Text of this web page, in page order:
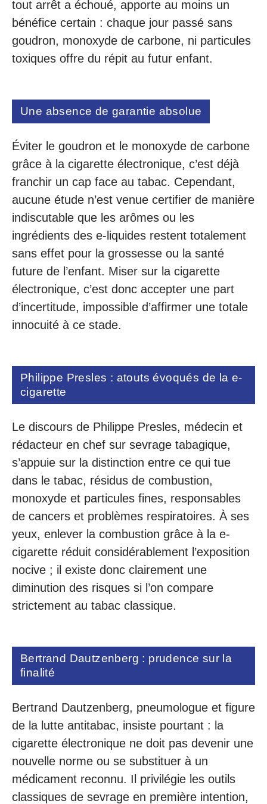
tout arrêt a échoué, apporte au moins un
bénéfice certain : chaque jour passé sans
goudron, monoxyde de carbone, ni particules
toxiques offre du répit au futur enfant.
Une absence de garantie absolue
Éviter le goudron et le monoxyde de carbone
grâce à la cigarette électronique, c’est déjà
franchir un cap face au tabac. Cependant,
aucune étude n’est venue certifier de manière
indiscutable que les arômes ou les
ingrédients des e-liquides restent totalement
sans effet pour la grossesse ou la santé
future de l’enfant. Miser sur la cigarette
électronique, c’est donc accepter une part
d’incertitude, impossible d’affirmer une totale
innocuité à ce stade.
Philippe Presles : atouts évoqués de la e-
cigarette
Le discours de Philippe Presles, médecin et
rédacteur en chef sur sevrage tabagique,
s’appuie sur la distinction entre ce qui tue
dans le tabac, résidus de combustion,
monoxyde et particules fines, responsables
de cancers et problèmes respiratoires. À ses
yeux, enlever la combustion grâce à la e-
cigarette réduit considérablement l’exposition
nocive ; il existe donc clairement une
diminution des risques si l’on compare
strictement au tabac classique.
Bertrand Dautzenberg : prudence sur la
finalité
Bertrand Dautzenberg, pneumologue et figure
de la lutte antitabac, insiste pourtant : la
cigarette électronique ne doit pas devenir une
nouvelle norme ou se substituer à un
médicament reconnu. Il privilégie les outils
classiques de sevrage en première intention,